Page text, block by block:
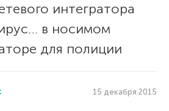
интегратора
в носимом
для полиции
15 декабря 2015